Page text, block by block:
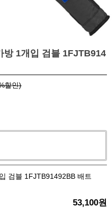
방 1개입 검블 1FJTB914
할인)
검블 1FJTB91492BB 배트
53,100원